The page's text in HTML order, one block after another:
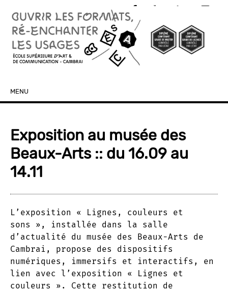
MENU
Exposition au musée des
Beaux-Arts :: du 16.09 au
14.11
L’exposition « Lignes, couleurs et
sons », installée dans la salle
d’actualité du musée des Beaux-Arts de
Cambrai, propose des dispositifs
numériques, immersifs et interactifs, en
lien avec l’exposition « Lignes et
couleurs ». Cette restitution de